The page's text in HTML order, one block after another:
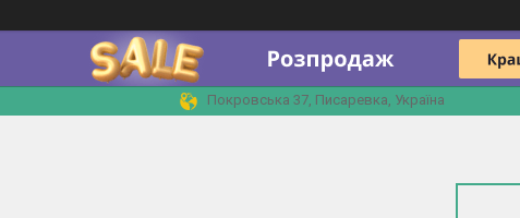
Покровська 37, Писаревка, Україна